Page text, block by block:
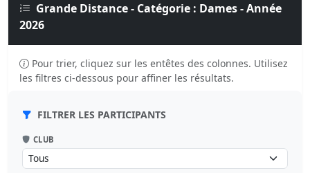
Grande Distance - Catégorie : Dames - Année
2026
Pour trier, cliquez sur les entêtes des colonnes. Utilisez
les filtres ci-dessous pour affiner les résultats.
FILTRER LES PARTICIPANTS
CLUB